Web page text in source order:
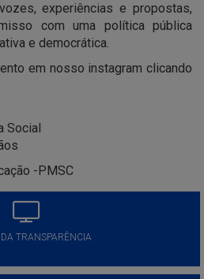
experiências e propostas,
com uma política pública
e democrática.
em nosso instagram clicando
Social
-PMSC
TRANSPARÊNCIA